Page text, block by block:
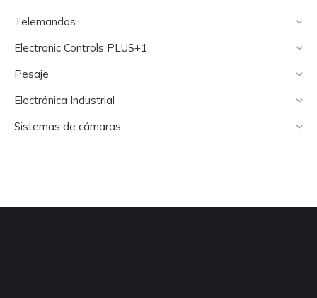
Telemandos
Electronic Controls PLUS+1
Pesaje
Electrónica Industrial
Sistemas de cámaras